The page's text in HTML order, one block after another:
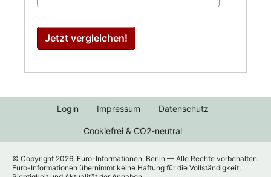
Jetzt vergleichen!
Login Impressum Datenschutz
Cookiefrei & CO2-neutral
© Copyright 2026, Euro-Informationen, Berlin — Alle Rechte vorbehalten.
Euro-Informationen übernimmt keine Haftung für die Vollständigkeit,